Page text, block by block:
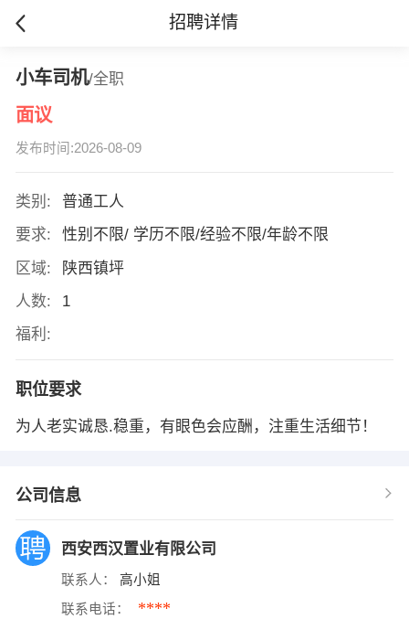
招聘详情
小车司机/全职
面议
发布时间:2026-08-09
类别:
普通工人
要求:
性别不限/ 学历不限/经验不限/年龄不限
区域:
陕西镇坪
人数:
1
福利:
职位要求
为人老实诚恳.稳重，有眼色会应酬，注重生活细节！
公司信息
西安西汉置业有限公司
联系人： 高小姐
联系电话： ****